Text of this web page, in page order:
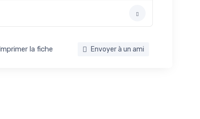
Imprimer la fiche Envoyer à un ami